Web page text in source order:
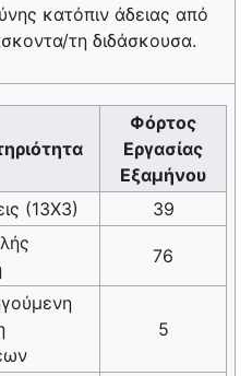
κατόπιν άδειας από
τη διδάσκουσα.
Φόρτος
Εργασίας
Εξαμήνου
(13Χ3)
39
76
5